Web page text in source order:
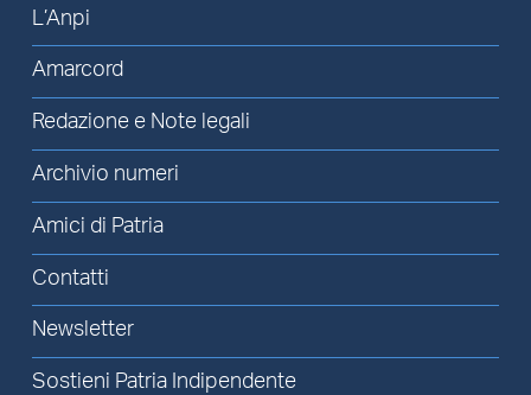
L’Anpi
Amarcord
Redazione e Note legali
Archivio numeri
Amici di Patria
Contatti
Newsletter
Sostieni Patria Indipendente